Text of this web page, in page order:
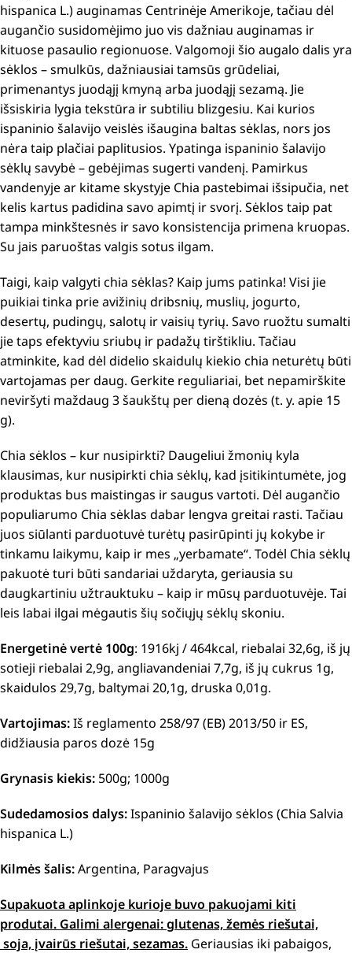
hispanica L.) auginamas Centrinėje Amerikoje, tačiau dėl
augančio susidomėjimo juo vis dažniau auginamas ir
kituose pasaulio regionuose. Valgomoji šio augalo dalis yra
sėklos – smulkūs, dažniausiai tamsūs grūdeliai,
primenantys juodąjį kmyną arba juodąjį sezamą. Jie
išsiskiria lygia tekstūra ir subtiliu blizgesiu. Kai kurios
ispaninio šalavijo veislės išaugina baltas sėklas, nors jos
nėra taip plačiai paplitusios. Ypatinga ispaninio šalavijo
sėklų savybė – gebėjimas sugerti vandenį. Pamirkus
vandenyje ar kitame skystyje Chia pastebimai išsipučia, net
kelis kartus padidina savo apimtį ir svorį. Sėklos taip pat
tampa minkštesnės ir savo konsistencija primena kruopas.
Su jais paruoštas valgis sotus ilgam.
Taigi, kaip valgyti chia sėklas? Kaip jums patinka! Visi jie
puikiai tinka prie avižinių dribsnių, muslių, jogurto,
desertų, pudingų, salotų ir vaisių tyrių. Savo ruožtu sumalti
jie taps efektyviu sriubų ir padažų tirštikliu. Tačiau
atminkite, kad dėl didelio skaidulų kiekio chia neturėtų būti
vartojamas per daug. Gerkite reguliariai, bet nepamirškite
neviršyti maždaug 3 šaukštų per dieną dozės (t. y. apie 15
g).
Chia sėklos – kur nusipirkti? Daugeliui žmonių kyla
klausimas, kur nusipirkti chia sėklų, kad įsitikintumėte, jog
produktas bus maistingas ir saugus vartoti. Dėl augančio
populiarumo Chia sėklas dabar lengva greitai rasti. Tačiau
juos siūlanti parduotuvė turėtų pasirūpinti jų kokybe ir
tinkamu laikymu, kaip ir mes „yerbamate“. Todėl Chia sėklų
pakuotė turi būti sandariai uždaryta, geriausia su
daugkartiniu užtrauktuku – kaip ir mūsų parduotuvėje. Tai
leis labai ilgai mėgautis šių sočiųjų sėklų skoniu.
Energetinė vertė 100g: 1916kj / 464kcal, riebalai 32,6g, iš jų
sotieji riebalai 2,9g, angliavandeniai 7,7g, iš jų cukrus 1g,
skaidulos 29,7g, baltymai 20,1g, druska 0,01g.
Vartojimas:Iš reglamento 258/97 (EB) 2013/50 ir ES,
didžiausia paros dozė 15g
Grynasis kiekis: 500g; 1000g
Sudedamosios dalys:Ispaninio šalavijo sėklos (Chia Salvia
hispanica L.)
Kilmės šalis:Argentina, Paragvajus
Supakuota aplinkoje kurioje buvo pakuojami kiti
produtai. Galimi alergenai: glutenas, žemės riešutai,
soja, įvairūs riešutai, sezamas. Geriausias iki pabaigos,